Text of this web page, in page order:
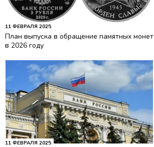
11 ФЕВРАЛЯ 2025
План выпуска в обращение памятных монет
в 2026 году
11 ФЕВРАЛЯ 2025